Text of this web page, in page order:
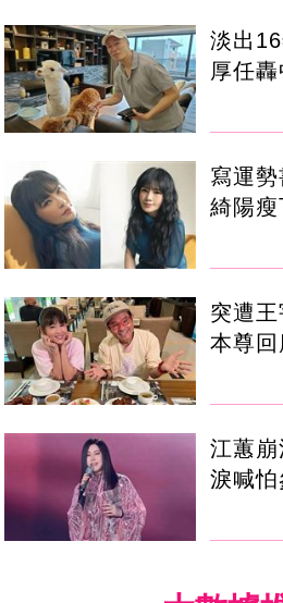
淡出
厚任
寫運
綺陽
突遭
本尊回
江蕙崩
淚喊